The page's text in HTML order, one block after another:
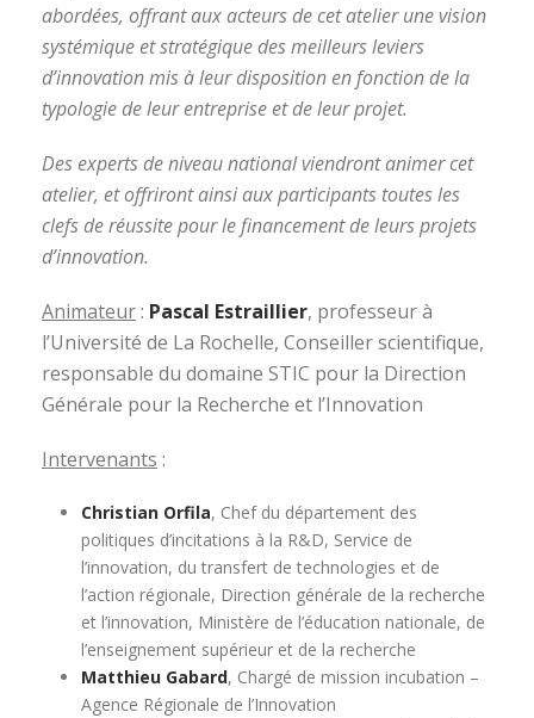
abordées, offrant aux acteurs de cet atelier une vision
systémique et stratégique des meilleurs leviers
d’innovation mis à leur disposition en fonction de la
typologie de leur entreprise et de leur projet.
Des experts de niveau national viendront animer cet
atelier, et offriront ainsi aux participants toutes les
clefs de réussite pour le financement de leurs projets
d’innovation.
Animateur: Pascal Estraillier, professeur à
l’Université de La Rochelle, Conseiller scientifique,
responsable du domaine STIC pour la Direction
Générale pour la Recherche et l’Innovation
Intervenants :
Christian Orfila, Chef du département des
politiques d’incitations à la R&D, Service de
l’innovation, du transfert de technologies et de
l’action régionale, Direction générale de la recherche
et l’innovation, Ministère de l’éducation nationale, de
l’enseignement supérieur et de la recherche
Matthieu Gabard, Chargé de mission incubation –
Agence Régionale de l’Innovation